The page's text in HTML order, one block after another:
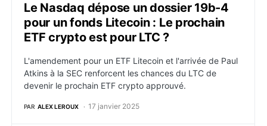
Le Nasdaq dépose un dossier 19b-4
pour un fonds Litecoin : Le prochain
ETF crypto est pour LTC ?
L'amendement pour un ETF Litecoin et l'arrivée de Paul
Atkins à la SEC renforcent les chances du LTC de
devenir le prochain ETF crypto approuvé.
PAR ALEX LEROUX 17 janvier 2025